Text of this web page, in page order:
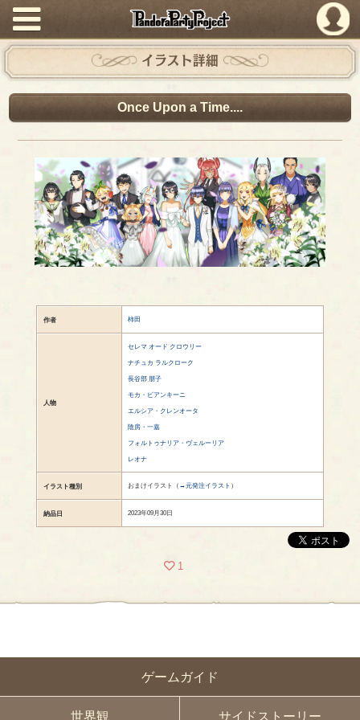
PandoraPartyProject
ゲームガイド
世界観 サイドストーリー
イラスト詳細
Once Upon a Time....
作者 柿田
人物
セレマ オード クロウリー
ナチュカ ラルクローク
長谷部 朋子
モカ・ビアンキーニ
エルシア・クレンオータ
陰房・一嘉
フォルトゥナリア・ヴェルーリア
レオナ
イラスト種別 おまけイラスト（ →元発注イラスト ）
納品日 2023年09月30日
1